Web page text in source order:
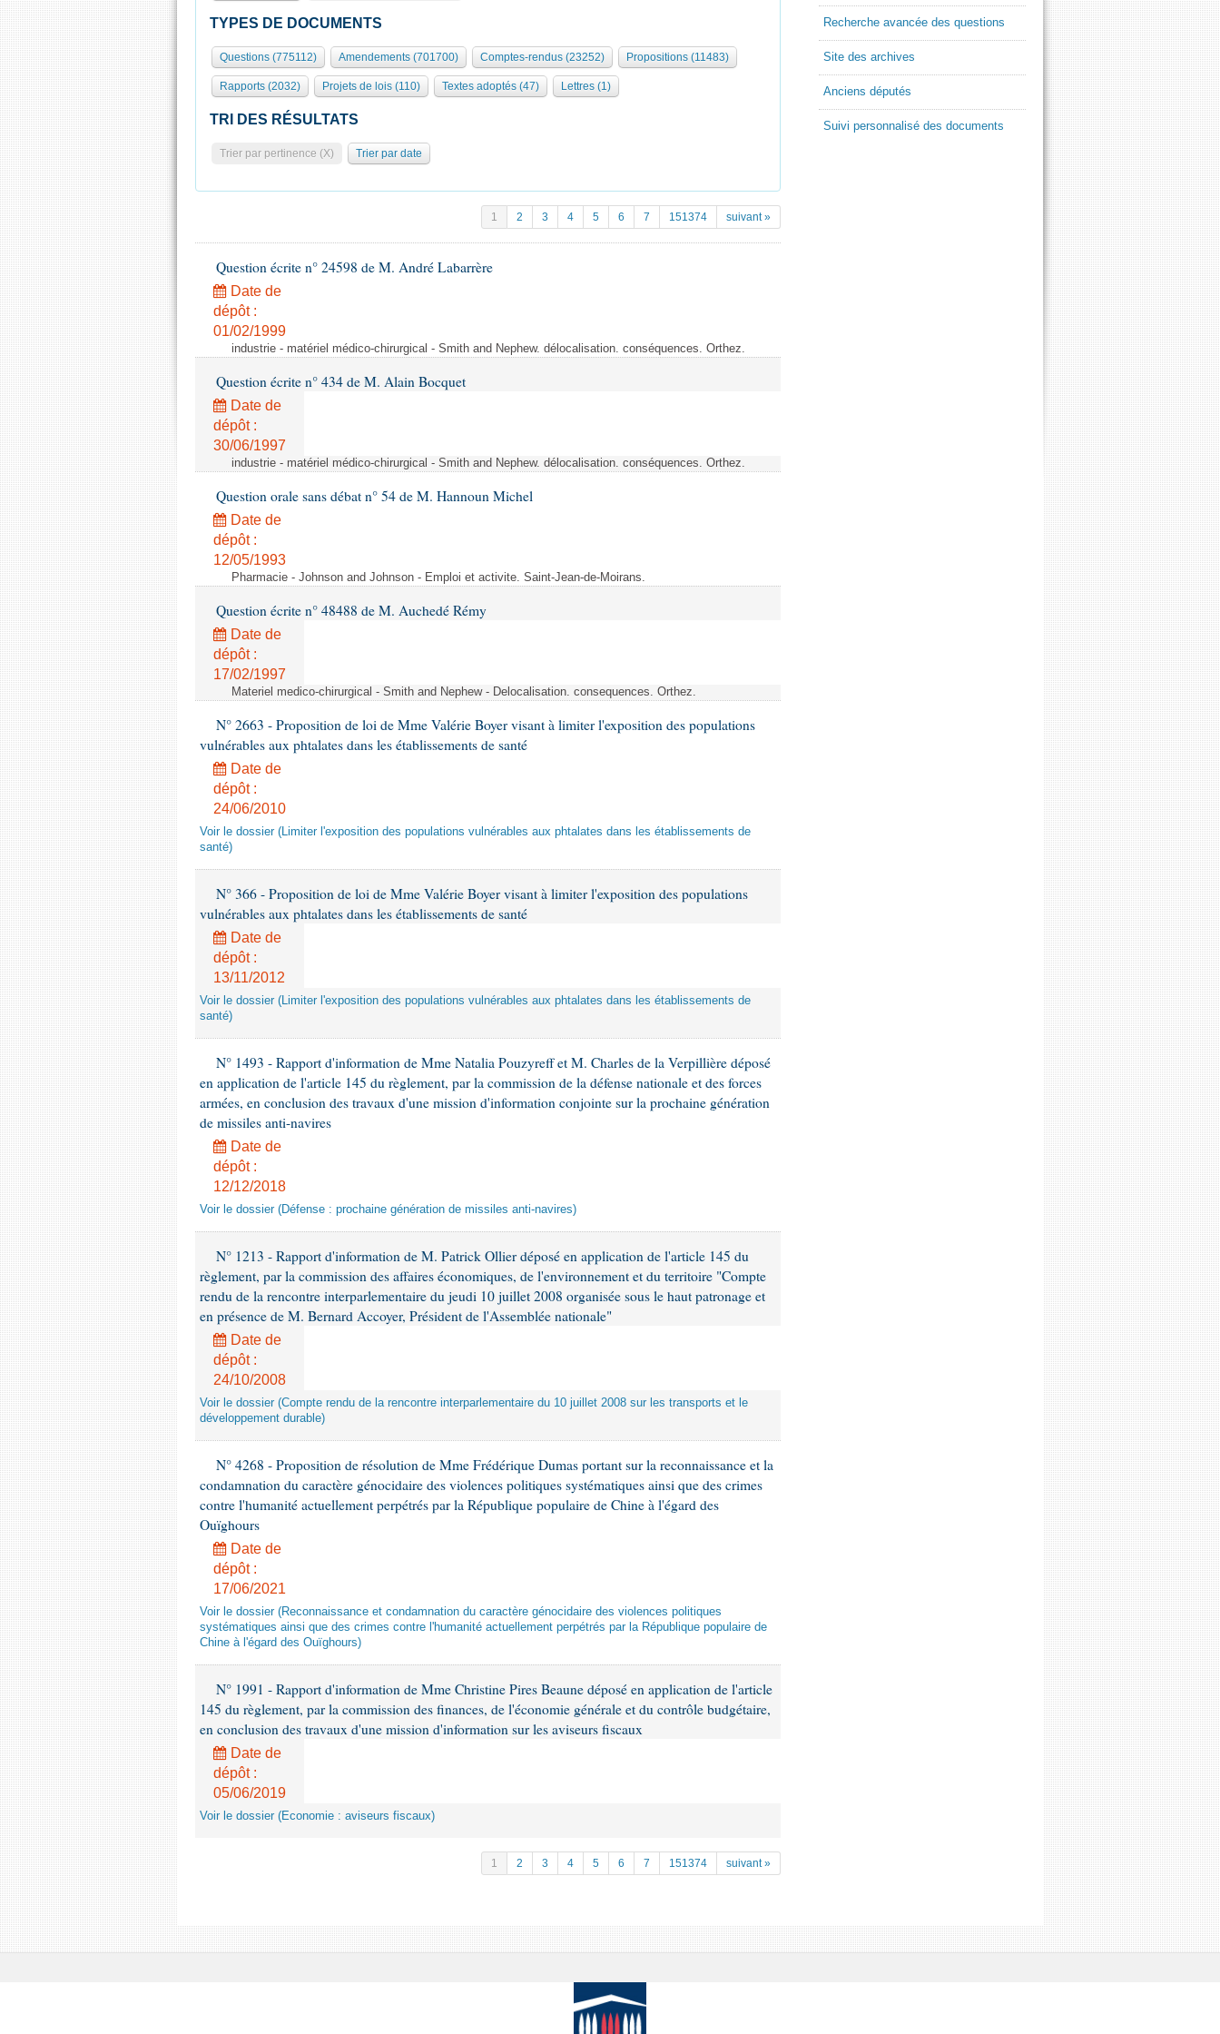
TYPES DE DOCUMENTS
Questions (775112) Amendements (701700) Comptes-rendus (23252) Propositions (11483)
Rapports (2032) Projets de lois (110) Textes adoptés (47) Lettres (1)
TRI DES RÉSULTATS
Trier par pertinence (X) Trier par date
1 2 3 4 5 6 7 151374 suivant »
Question écrite n° 24598 de M. André Labarrère
Date de
dépôt :
01/02/1999
industrie - matériel médico-chirurgical - Smith and Nephew. délocalisation. conséquences. Orthez.
Question écrite n° 434 de M. Alain Bocquet
Date de
dépôt :
30/06/1997
industrie - matériel médico-chirurgical - Smith and Nephew. délocalisation. conséquences. Orthez.
Question orale sans débat n° 54 de M. Hannoun Michel
Date de
dépôt :
12/05/1993
Pharmacie - Johnson and Johnson - Emploi et activite. Saint-Jean-de-Moirans.
Question écrite n° 48488 de M. Auchedé Rémy
Date de
dépôt :
17/02/1997
Materiel medico-chirurgical - Smith and Nephew - Delocalisation. consequences. Orthez.
N° 2663 - Proposition de loi de Mme Valérie Boyer visant à limiter l'exposition des populations
vulnérables aux phtalates dans les établissements de santé
Date de
dépôt :
24/06/2010
Voir le dossier (Limiter l'exposition des populations vulnérables aux phtalates dans les établissements de
santé)
N° 366 - Proposition de loi de Mme Valérie Boyer visant à limiter l'exposition des populations
vulnérables aux phtalates dans les établissements de santé
Date de
dépôt :
13/11/2012
Voir le dossier (Limiter l'exposition des populations vulnérables aux phtalates dans les établissements de
santé)
N° 1493 - Rapport d'information de Mme Natalia Pouzyreff et M. Charles de la Verpillière déposé
en application de l'article 145 du règlement, par la commission de la défense nationale et des forces
armées, en conclusion des travaux d'une mission d'information conjointe sur la prochaine génération
de missiles anti-navires
Date de
dépôt :
12/12/2018
Voir le dossier (Défense : prochaine génération de missiles anti-navires)
N° 1213 - Rapport d'information de M. Patrick Ollier déposé en application de l'article 145 du
règlement, par la commission des affaires économiques, de l'environnement et du territoire "Compte
rendu de la rencontre interparlementaire du jeudi 10 juillet 2008 organisée sous le haut patronage et
en présence de M. Bernard Accoyer, Président de l'Assemblée nationale"
Date de
dépôt :
24/10/2008
Voir le dossier (Compte rendu de la rencontre interparlementaire du 10 juillet 2008 sur les transports et le
développement durable)
N° 4268 - Proposition de résolution de Mme Frédérique Dumas portant sur la reconnaissance et la
condamnation du caractère génocidaire des violences politiques systématiques ainsi que des crimes
contre l'humanité actuellement perpétrés par la République populaire de Chine à l'égard des
Ouïghours
Date de
dépôt :
17/06/2021
Voir le dossier (Reconnaissance et condamnation du caractère génocidaire des violences politiques
systématiques ainsi que des crimes contre l'humanité actuellement perpétrés par la République populaire de
Chine à l'égard des Ouïghours)
N° 1991 - Rapport d'information de Mme Christine Pires Beaune déposé en application de l'article
145 du règlement, par la commission des finances, de l'économie générale et du contrôle budgétaire,
en conclusion des travaux d'une mission d'information sur les aviseurs fiscaux
Date de
dépôt :
05/06/2019
Voir le dossier (Economie : aviseurs fiscaux)
1 2 3 4 5 6 7 151374 suivant »
Recherche avancée des questions
Site des archives
Anciens députés
Suivi personnalisé des documents